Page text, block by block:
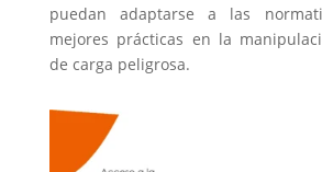
puedan adaptarse a las
mejores prácticas en la
de carga peligrosa.